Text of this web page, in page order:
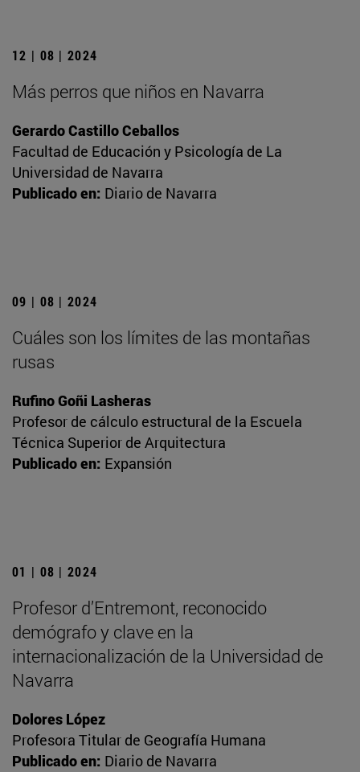
12 | 08 | 2024
Más perros que niños en Navarra
Gerardo Castillo Ceballos
Facultad de Educación y Psicología de La
Universidad de Navarra
Publicado en: Diario de Navarra
09 | 08 | 2024
Cuáles son los límites de las montañas
rusas
Rufino Goñi Lasheras
Profesor de cálculo estructural de la Escuela
Técnica Superior de Arquitectura
Publicado en: Expansión
01 | 08 | 2024
Profesor d’Entremont, reconocido
demógrafo y clave en la
internacionalización de la Universidad de
Navarra
Dolores López
Profesora Titular de Geografía Humana
Publicado en: Diario de Navarra